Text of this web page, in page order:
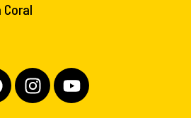
Coral